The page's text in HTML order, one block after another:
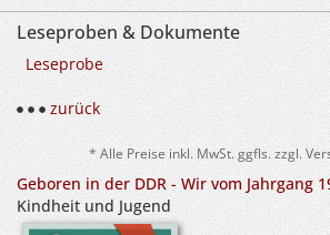
Leseproben & Dokumente
Leseprobe
zurück
* Alle Preise inkl. MwSt. ggfls. zzgl.
Geboren in der DDR - Wir vom Jahrgang
Kindheit und Jugend